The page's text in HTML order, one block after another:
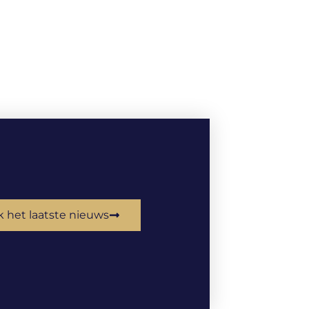
het laatste nieuws